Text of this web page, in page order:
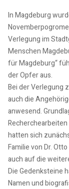
In Magdeburg
Verlegung im
Menschen
für Magdeburg“
der Opfer aus.
Bei der Verlegung
auch die
anwesend.
Recherchearbeiten
hatten sich
Familie von Dr.
auch auf die
Die Gedenksteine
Namen und